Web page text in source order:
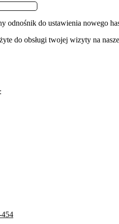
odnośnik do ustawienia nowego
do obsługi twojej wizyty na